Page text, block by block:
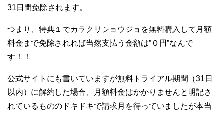
31日間免除されます。
つまり、特典１でカラクリショウジョを無料購入して月額
料金まで免除されれば当然支払う金額は”０円”なんで
す！！
公式サイトにも書いていますが無料トライアル期間（31日
以内）に解約した場合、月額料金はかかりませんと明記さ
れているもののドキドキで請求月を待っていましたが本当